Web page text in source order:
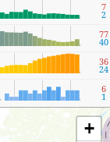
7
2
77
40
36
24
6
1
+